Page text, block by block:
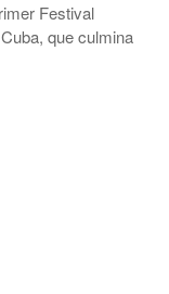
Festival
que culmina